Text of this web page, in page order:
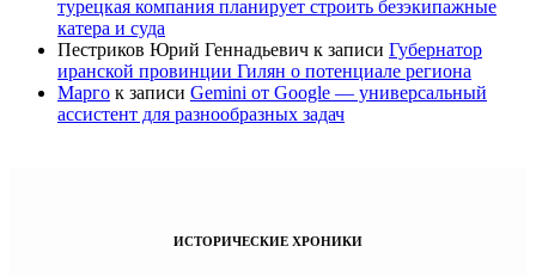
турецкая компания планирует строить безэкипажные
катера и суда
Пестриков Юрий Геннадьевич к записи Губернатор
иранской провинции Гилян о потенциале региона
Марго к записи Gemini от Google — универсальный
ассистент для разнообразных задач
ИСТОРИЧЕСКИЕ ХРОНИКИ